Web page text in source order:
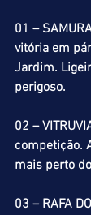
01 –
vitória em
Jardim.
perigoso.
02 –
competição.
mais perto
03 – RAFA